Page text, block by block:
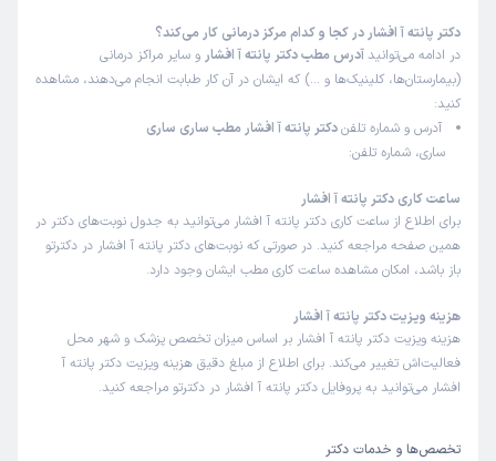
دکتر پانته آ افشار در کجا و کدام مرکز درمانی کار می‌کند؟
در ادامه می‌توانید آدرس مطب دکتر پانته آ افشار و سایر مراکز درمانی
(بیمارستان‌ها، کلینیک‌ها و …) که ایشان در آن کار طبابت انجام می‌دهند، مشاهده
کنید:
آدرس و شماره تلفندکتر پانته آ افشار مطب ساری ساری
ساری، شماره تلفن:
ساعت کاری دکتر پانته آ افشار
برای اطلاع از ساعت کاری دکتر پانته آ افشار می‌توانید به جدول نوبت‌های دکتر در
همین صفحه مراجعه کنید. در صورتی که نوبت‌های دکتر پانته آ افشار در دکترتو
باز باشد، امکان مشاهده ساعت کاری مطب ایشان وجود دارد.
هزینه ویزیت دکتر پانته آ افشار
هزینه ویزیت دکتر پانته آ افشار بر اساس میزان تخصص پزشک و شهر محل
فعالیت‌اش تغییر می‌کند. برای اطلاع از مبلغ دقیق هزینه ویزیت دکتر پانته آ
افشار می‌توانید به پروفایل دکتر پانته آ افشار در دکترتو مراجعه کنید.
تخصص‌ها و خدمات دکتر